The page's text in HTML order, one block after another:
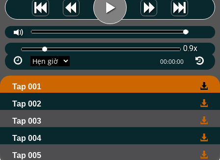
0.9x
Tap 001
Tap 002
Tap 003
Tap 004
Tap 005